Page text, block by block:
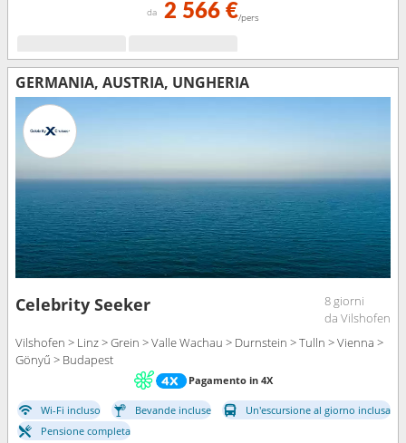
da 2 566 €/pers
GERMANIA, AUSTRIA, UNGHERIA
Celebrity Seeker
8 giorni
da Vilshofen
Vilshofen > Linz > Grein > Valle Wachau > Durnstein > Tulln > Vienna >
Gönyű > Budapest
Pagamento in 4X
Wi-Fi incluso Bevande incluse
Un'escursione al giorno inclusa
Pensione completa